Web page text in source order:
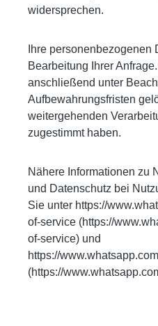
widersprechen.
Ihre personenbezogenen
Bearbeitung Ihrer
anschließend unter
Aufbewahrungsfristen
weitergehenden
zugestimmt haben.
Nähere Informationen zu
und Datenschutz bei
Sie unter https://
of-service (https://
of-service) und
https://
(https://